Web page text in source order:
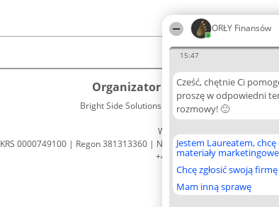
ORŁY Finansów
15:47
Cześć, chętnie Ci
proszę w odpowiedni
rozmowy! 🙂
Jestem Laureatem,
materiały marketingowe
Chcę zgłosić swoją
Mam inną sprawę
Organizator plebiscytu
Bright Side Solutions sp. z o. o. sp. k.
ul. Ruska 22
Wrocław 50-079
KRS 0000749100 | Regon 381313360 | NIP 8943132676
+48 508 492 400
Lista